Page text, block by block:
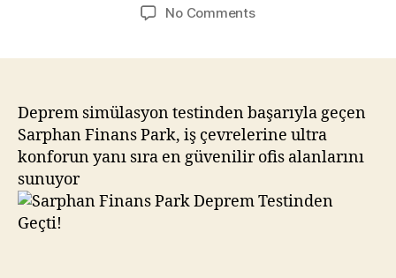
No Commentson
Testinden
Geçti!
Deprem simülasyon testinden başarıyla geçen
Sarphan Finans Park, iş çevrelerine ultra
konforun yanı sıra en güvenilir ofis alanlarını
sunuyor